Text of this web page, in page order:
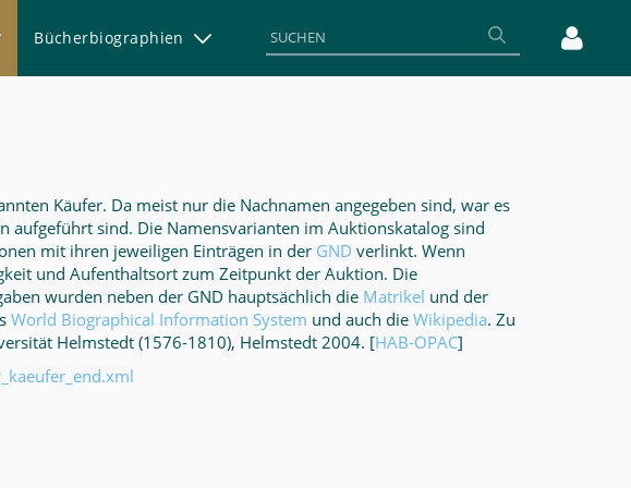
Bücherbiographien
Käufer. Da meist nur die Nachnamen angegeben sind, war es
sind. Die Namensvarianten im Auktionskatalog sind
mit ihren jeweiligen Einträgen in der GND verlinkt. Wenn
und Aufenthaltsort zum Zeitpunkt der Auktion. Die
wurden neben der GND hauptsächlich die Matrikel und der
World Biographical Information System und auch die Wikipedia. Zu
Helmstedt (1576-1810), Helmstedt 2004. [HAB-OPAC]